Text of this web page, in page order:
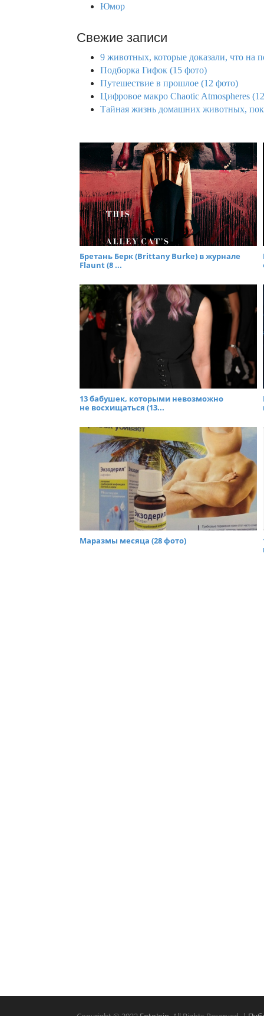
Юмор
Свежие записи
9 животных, которые доказали, что на
Подборка Гифок (15 фото)
Путешествие в прошлое (12 фото)
Цифровое макро Chaotic Atmospheres
Тайная жизнь домашних животных,
Бретань Берк (Brittany Burke) в журнале
Flaunt (8 ...
13 бабушек, которыми невозможно
не восхищаться (13...
Маразмы месяца (28 фото)